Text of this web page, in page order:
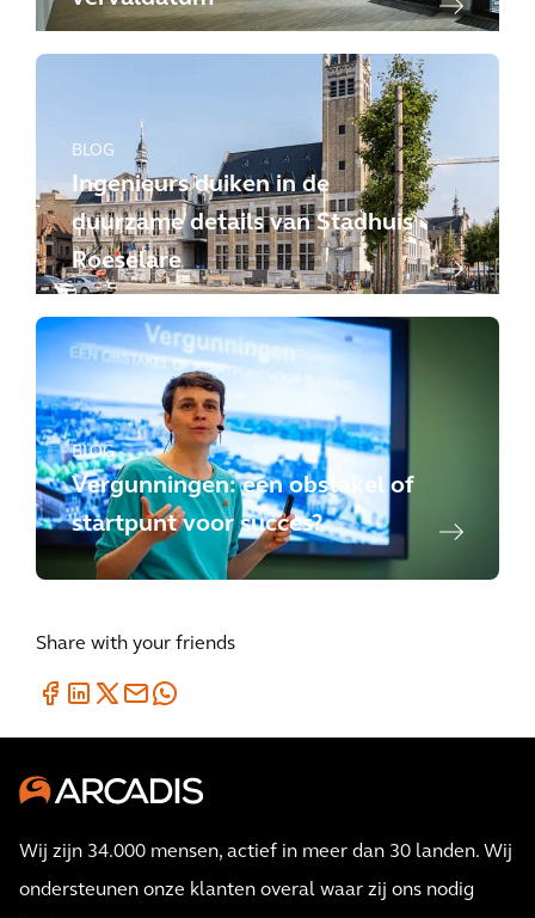
BLOG
Ingenieurs duiken in de
duurzame details van Stadhuis
Roeselare
BLOG
Vergunningen: een obstakel of
startpunt voor succes?
Share with your friends
Wij zijn 34.000 mensen, actief in meer dan 30 landen. Wij
ondersteunen onze klanten overal waar zij ons nodig